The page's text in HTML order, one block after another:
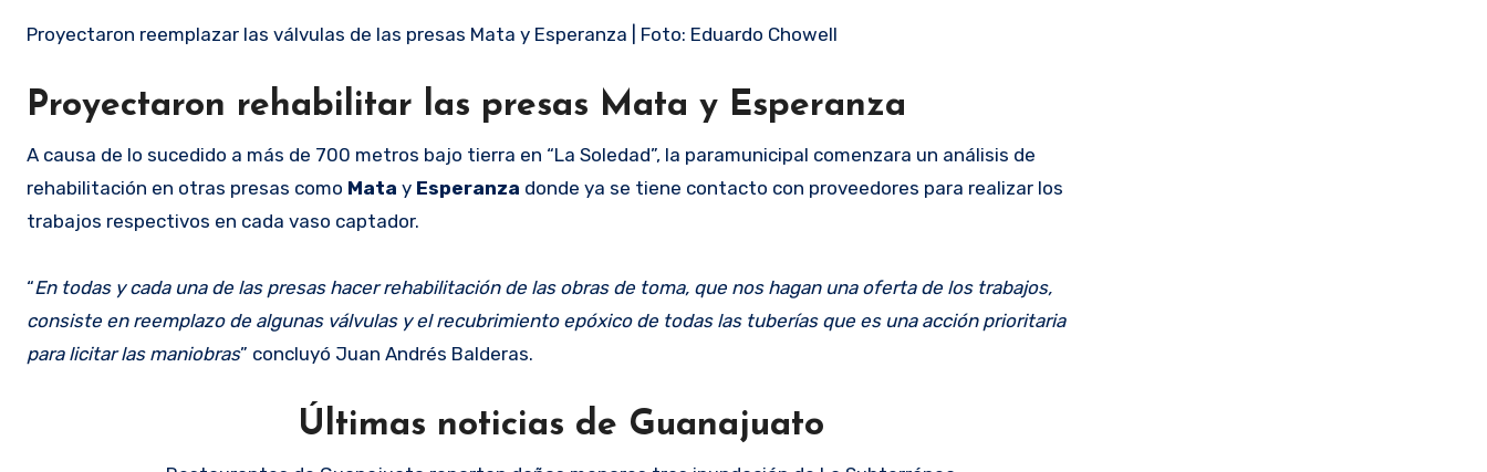
Proyectaron reemplazar las válvulas de las presas Mata y Esperanza | Foto: Eduardo Chowell
Proyectaron rehabilitar las presas Mata y Esperanza
A causa de lo sucedido a más de 700 metros bajo tierra en “La Soledad”, la paramunicipal comenzara un análisis de
rehabilitación en otras presas como Mata y Esperanza donde ya se tiene contacto con proveedores para realizar los
trabajos respectivos en cada vaso captador.
“En todas y cada una de las presas hacer rehabilitación de las obras de toma, que nos hagan una oferta de los trabajos,
consiste en reemplazo de algunas válvulas y el recubrimiento epóxico de todas las tuberías que es una acción prioritaria
para licitar las maniobras” concluyó Juan Andrés Balderas.
Últimas noticias de Guanajuato